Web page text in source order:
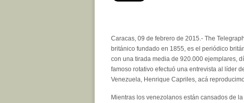
Caracas, 09 de febrero de 2015.- The
británico fundado en 1855, es el periódico
con una tirada media de 920.000 ejemplares,
famoso rotativo efectuó una entrevista al líder
Venezuela, Henrique Capriles, acá
Mientras los venezolanos están cansados de